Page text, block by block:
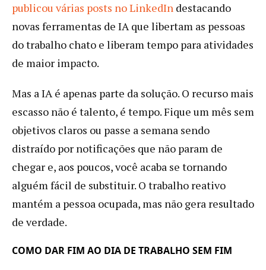
publicou várias posts no LinkedIn destacando
novas ferramentas de IA que libertam as pessoas
do trabalho chato e liberam tempo para atividades
de maior impacto.
Mas a IA é apenas parte da solução. O recurso mais
escasso não é talento, é tempo. Fique um mês sem
objetivos claros ou passe a semana sendo
distraído por notificações que não param de
chegar e, aos poucos, você acaba se tornando
alguém fácil de substituir. O trabalho reativo
mantém a pessoa ocupada, mas não gera resultado
de verdade.
COMO DAR FIM AO DIA DE TRABALHO SEM FIM